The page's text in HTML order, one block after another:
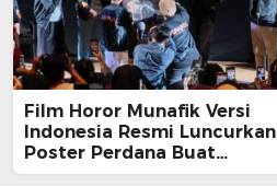
Film Horor Munafik Versi
Indonesia Resmi Luncurkan
Poster Perdana Buat
Kesan Spiritual Religi